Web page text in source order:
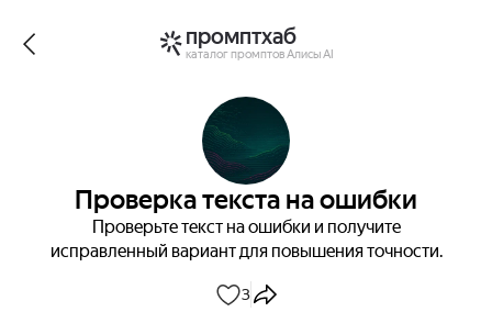
промптхаб
каталог промптов Алисы AI
Проверка текста на ошибки
Проверьте текст на ошибки и получите
исправленный вариант для повышения точности.
3